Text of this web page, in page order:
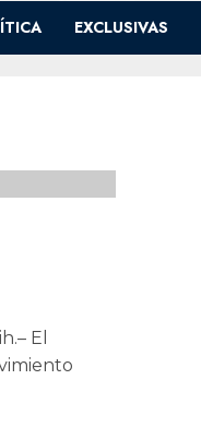
EXCLUSIVAS
El